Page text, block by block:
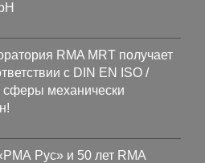
RMA MRT получает
с DIN EN ISO /
сферы механически
Рус» и 50 лет RMA